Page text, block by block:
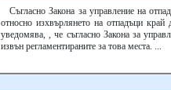
Съгласно Закона за управление на
относно изхвърлянето на отпадъци
уведомява, , че съгласно Закона за
извън регламентираните за това места. ...